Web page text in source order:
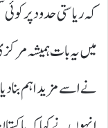
کہ ریاستی حدود پر
میں یہ بات ہمیشہ
نے اسے مزید اہم بنا